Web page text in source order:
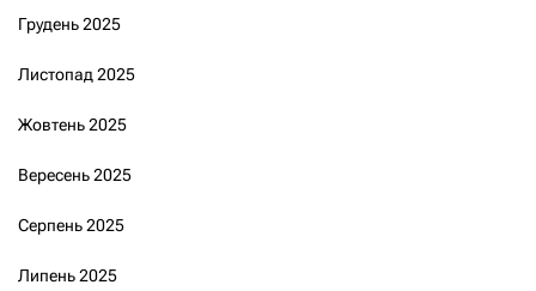
Грудень 2025
Листопад 2025
Жовтень 2025
Вересень 2025
Серпень 2025
Липень 2025